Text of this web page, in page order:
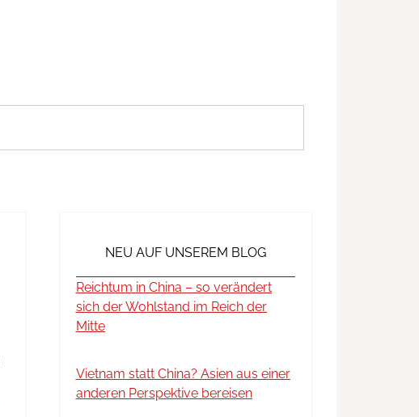
NEU AUF UNSEREM BLOG
Reichtum in China – so verändert
sich der Wohlstand im Reich der
Mitte
Vietnam statt China? Asien aus einer
anderen Perspektive bereisen